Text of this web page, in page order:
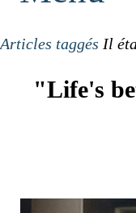
Articles taggés Il
"Life's